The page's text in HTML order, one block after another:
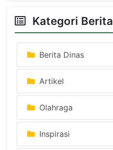
Kategori Berita
Berita Dinas
Artikel
Olahraga
Inspirasi